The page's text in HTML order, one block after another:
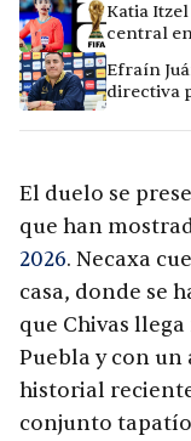
Katia
central
Efraín
directiva
El duelo se
que han
2026. Necaxa
casa, donde se
que Chivas
Puebla y con un
historial
conjunto